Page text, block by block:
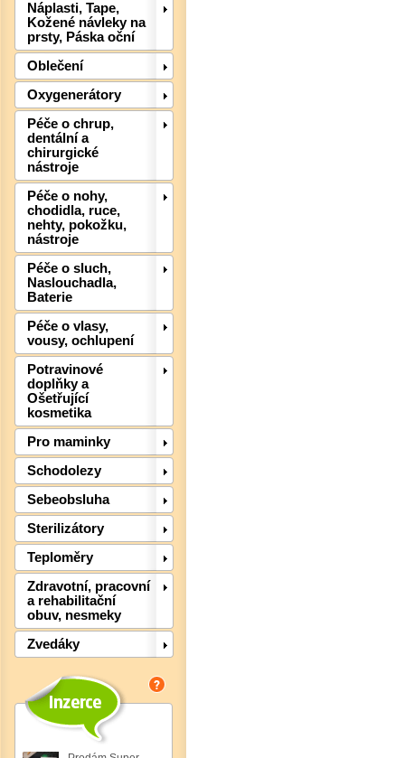
Náplasti, Tape,
Kožené návleky na
prsty, Páska oční
Oblečení
Oxygenerátory
Péče o chrup,
dentální a
chirurgické
nástroje
Péče o nohy,
chodidla, ruce,
nehty, pokožku,
nástroje
Péče o sluch,
Naslouchadla,
Baterie
Péče o vlasy,
vousy, ochlupení
Potravinové
doplňky a
Ošetřující
kosmetika
Pro maminky
Schodolezy
Sebeobsluha
Sterilizátory
Teploměry
Zdravotní, pracovní
a rehabilitační
obuv, nesmeky
Zvedáky